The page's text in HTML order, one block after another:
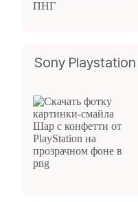
Sony Playstation